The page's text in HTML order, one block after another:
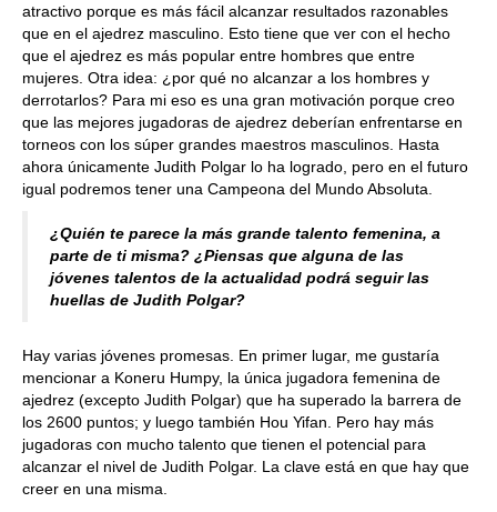
atractivo porque es más fácil alcanzar resultados razonables
que en el ajedrez masculino. Esto tiene que ver con el hecho
que el ajedrez es más popular entre hombres que entre
mujeres. Otra idea: ¿por qué no alcanzar a los hombres y
derrotarlos? Para mi eso es una gran motivación porque creo
que las mejores jugadoras de ajedrez deberían enfrentarse en
torneos con los súper grandes maestros masculinos. Hasta
ahora únicamente Judith Polgar lo ha logrado, pero en el futuro
igual podremos tener una Campeona del Mundo Absoluta.
¿Quién te parece la más grande talento femenina, a
parte de ti misma? ¿Piensas que alguna de las
jóvenes talentos de la actualidad podrá seguir las
huellas de Judith Polgar?
Hay varias jóvenes promesas. En primer lugar, me gustaría
mencionar a Koneru Humpy, la única jugadora femenina de
ajedrez (excepto Judith Polgar) que ha superado la barrera de
los 2600 puntos; y luego también Hou Yifan. Pero hay más
jugadoras con mucho talento que tienen el potencial para
alcanzar el nivel de Judith Polgar. La clave está en que hay que
creer en una misma.